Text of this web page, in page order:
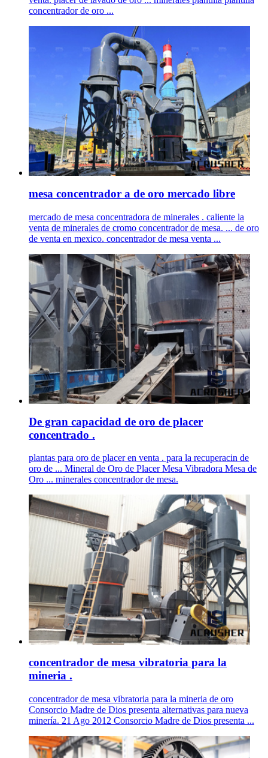
concentrador de oro ...
mesa concentrador a de oro mercado libre
mercado de mesa concentradora de minerales . caliente la
venta de minerales de cromo concentrador de mesa. ... de oro
de venta en mexico. concentrador de mesa venta ...
De gran capacidad de oro de placer
concentrado .
plantas para oro de placer en venta . para la recuperacin de
oro de ... Mineral de Oro de Placer Mesa Vibradora Mesa de
Oro ... minerales concentrador de mesa.
concentrador de mesa vibratoria para la
mineria .
concentrador de mesa vibratoria para la mineria de oro
Consorcio Madre de Dios presenta alternativas para nueva
minería. 21 Ago 2012 Consorcio Madre de Dios presenta ...